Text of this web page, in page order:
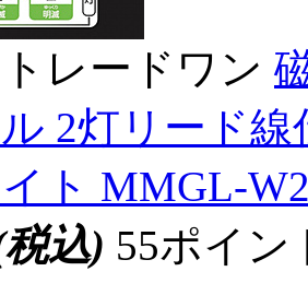
レードワン
2灯リード
ト MMGL-
込) 55ポイ